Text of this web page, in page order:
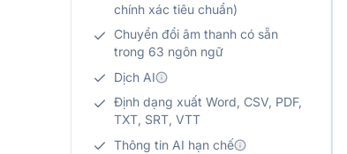
chính xác tiêu chuẩn)
Chuyển đổi âm thanh có sẵn
trong 63 ngôn ngữ
Dịch AI
Định dạng xuất Word, CSV, PDF,
TXT, SRT, VTT
Thông tin AI hạn chế